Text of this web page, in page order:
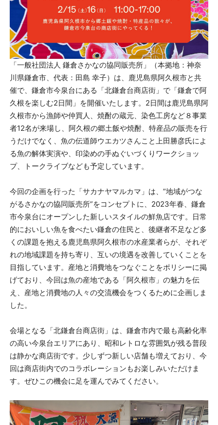
「一般社団法人 鎌倉さかなの協同販売所」（本拠地：神奈
川県鎌倉市、代表：田島 幸子）は、鹿児島県阿久根市と共
催で、鎌倉市今泉台にある「北鎌倉台商店街」で「鎌倉で阿
久根を楽しむ2日間」を開催いたします。2日間は鹿児島県阿
久根市から漁師や仲買人、焼酎の蔵元、染色工房など８事業
者12名が来場し、阿久根の郷土飯や焼酎、特産品の販売を行
うだけでなく、魚の伝道師ウエカツさんこと上田勝彦氏によ
る魚の解体実演や、印染めの手ぬぐいづくりワークショッ
プ、トークライブなども予定しています。
今回の企画を行った「サカナヤマルカマ」は、”地域がつな
がるさかなの協同販売所”をコンセプトに、2023年春、鎌倉
市今泉台にオープンした新しいスタイルの鮮魚店です。日常
的においしい魚を食べたい鎌倉の住民と、後継者不足など多
くの課題を抱える鹿児島県阿久根市の水産業者らが、それぞ
れの地域課題を持ち寄り、互いの境遇を改善していくことを
目指しています。産地と消費地をつなぐことをポリシーに掲
げており、今回は魚の産地である「阿久根市」の魅力を伝
え、産地と消費地の人々の交流機会をつくるために企画しま
した。
会場となる「北鎌倉台商店街」は、鎌倉市内で最も高齢化率
の高い今泉台エリアにあり、昭和レトロな雰囲気が残る普段
は静かな商店街です。少しずつ新しい店舗も増えており、今
回は商店街内でのコラボレーションもお楽しみいただけま
す。ぜひこの機会に足を運んでみてください。